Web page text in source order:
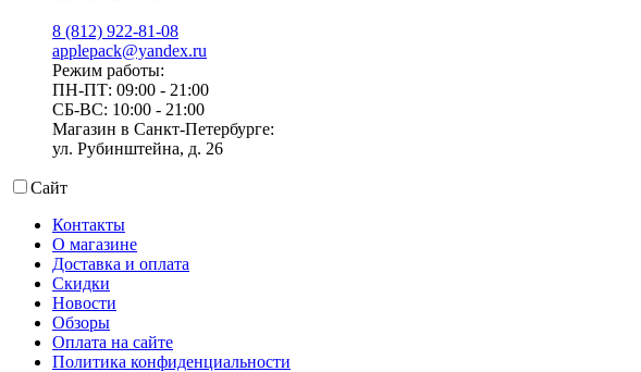
8 (812) 922-81-08
applepack@yandex.ru
Режим работы:
ПН-ПТ: 09:00 - 21:00
СБ-ВС: 10:00 - 21:00
Магазин в Санкт-Петербурге:
ул. Рубинштейна, д. 26
Сайт
Контакты
О магазине
Доставка и оплата
Скидки
Новости
Обзоры
Оплата на сайте
Политика конфиденциальности